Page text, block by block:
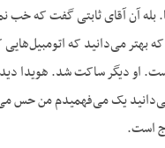
بله آن آقای ثابتی گفت که خب
بهتر می‌دانید که
او دیگر ساکت شد. هویدا
یک می‌فهمیدم من حس
است.